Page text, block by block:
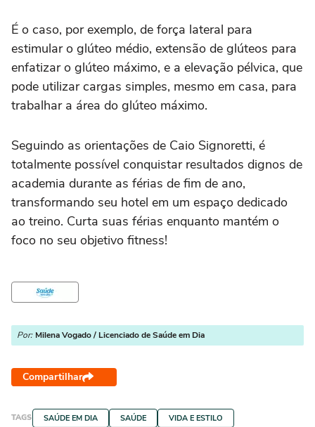
É o caso, por exemplo, de força lateral para
estimular o glúteo médio, extensão de glúteos para
enfatizar o glúteo máximo, e a elevação pélvica, que
pode utilizar cargas simples, mesmo em casa, para
trabalhar a área do glúteo máximo.
Seguindo as orientações de Caio Signoretti, é
totalmente possível conquistar resultados dignos de
academia durante as férias de fim de ano,
transformando seu hotel em um espaço dedicado
ao treino. Curta suas férias enquanto mantém o
foco no seu objetivo fitness!
Por: Milena Vogado / Licenciado de Saúde em Dia
Compartilhar
TAGS SAÚDE EM DIA SAÚDE VIDA E ESTILO